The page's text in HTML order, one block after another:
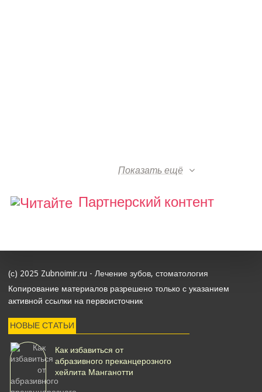
Показать ещё
Партнерский контент
(с) 2025 Zubnoimir.ru - Лечение зубов, стоматология
Копирование материалов разрешено только с указанием
активной ссылки на первоисточник
НОВЫЕ СТАТЬИ
Как избавиться от
абразивного преканцерозного
хейлита Манганотти